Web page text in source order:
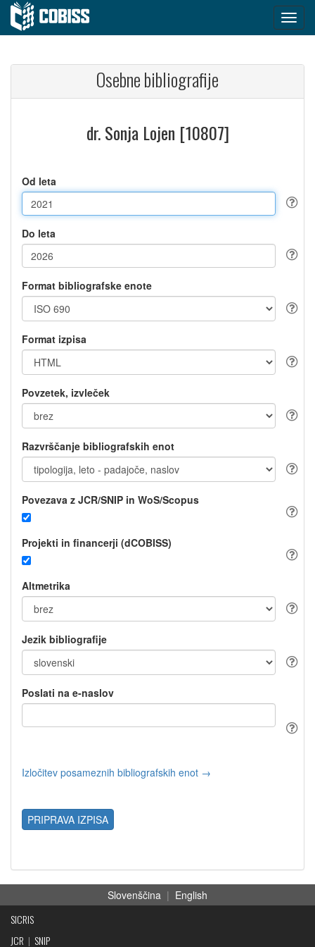
Osebne bibliografije
dr. Sonja Lojen [10807]
Od leta
Do leta
Format bibliografske enote
Format izpisa
Povzetek, izvleček
Razvrščanje bibliografskih enot
Povezava z JCR/SNIP in WoS/Scopus
Projekti in financerji (dCOBISS)
Altmetrika
Jezik bibliografije
Poslati na e-naslov
Izločitev posameznih bibliografskih enot →
PRIPRAVA IZPISA
Slovenščina | English
SICRIS
JCR | SNIP